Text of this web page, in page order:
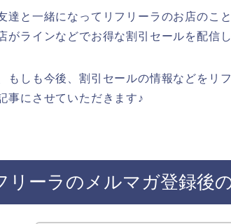
達と一緒になってリフリーラのお店のこ
がラインなどでお得な割引セールを配信
もしも今後、割引セールの情報などをリ
事にさせていただきます♪
リーラのメルマガ登録後